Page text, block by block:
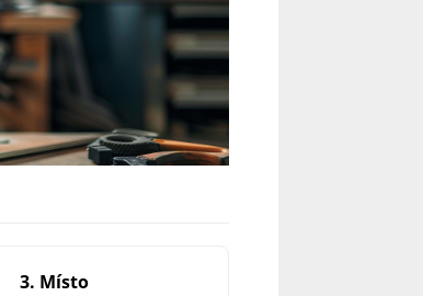
3. Místo